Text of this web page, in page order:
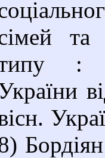
та
: